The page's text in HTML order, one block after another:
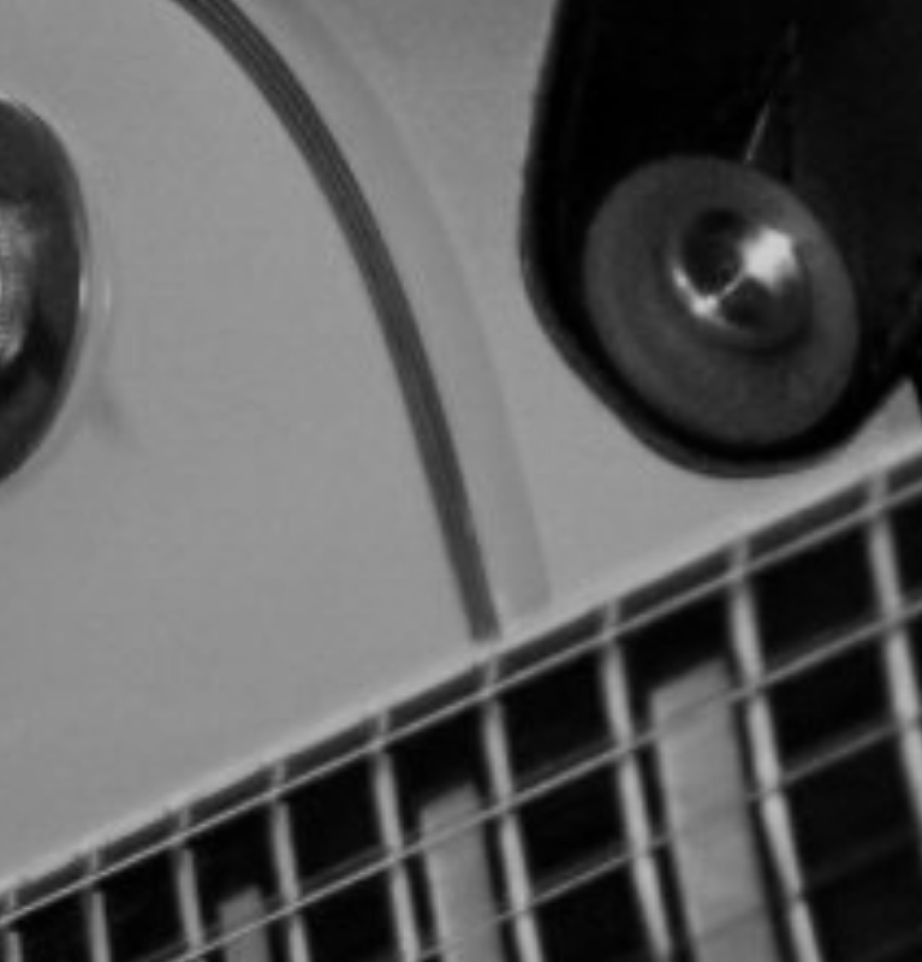
TOCA CON NOSOTROS
05 QUIÉNES SOMOS
NUESTRA HISTORIA RIDER TÉCNICO GALERÍA DE IMÁGENES
CONTACTO